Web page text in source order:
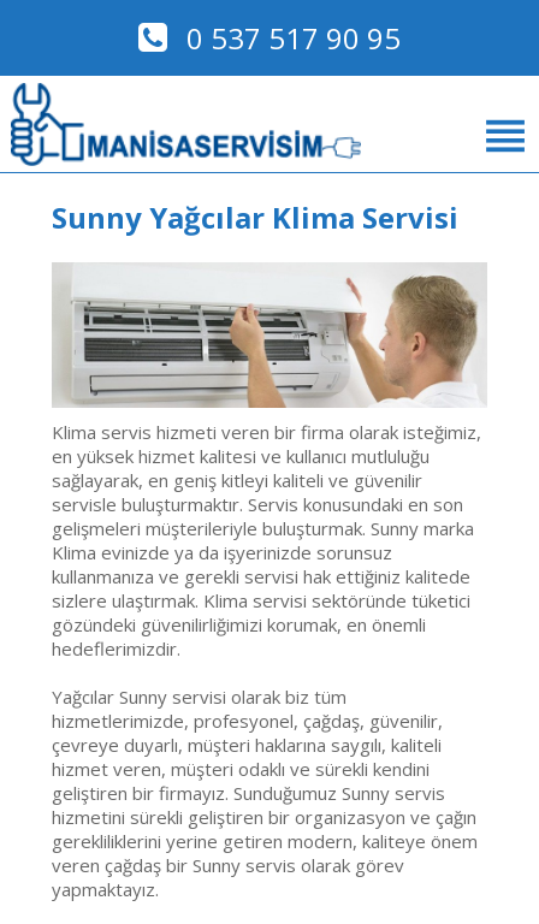
0 537 517 90 95
Sunny Yağcılar Klima Servisi
Klima servis hizmeti veren bir firma olarak isteğimiz,
en yüksek hizmet kalitesi ve kullanıcı mutluluğu
sağlayarak, en geniş kitleyi kaliteli ve güvenilir
servisle buluşturmaktır. Servis konusundaki en son
gelişmeleri müşterileriyle buluşturmak. Sunny marka
Klima evinizde ya da işyerinizde sorunsuz
kullanmanıza ve gerekli servisi hak ettiğiniz kalitede
sizlere ulaştırmak. Klima servisi sektöründe tüketici
gözündeki güvenilirliğimizi korumak, en önemli
hedeflerimizdir.
Yağcılar Sunny servisi olarak biz tüm
hizmetlerimizde, profesyonel, çağdaş, güvenilir,
çevreye duyarlı, müşteri haklarına saygılı, kaliteli
hizmet veren, müşteri odaklı ve sürekli kendini
geliştiren bir firmayız. Sunduğumuz Sunny servis
hizmetini sürekli geliştiren bir organizasyon ve çağın
gerekliliklerini yerine getiren modern, kaliteye önem
veren çağdaş bir Sunny servis olarak görev
yapmaktayız.